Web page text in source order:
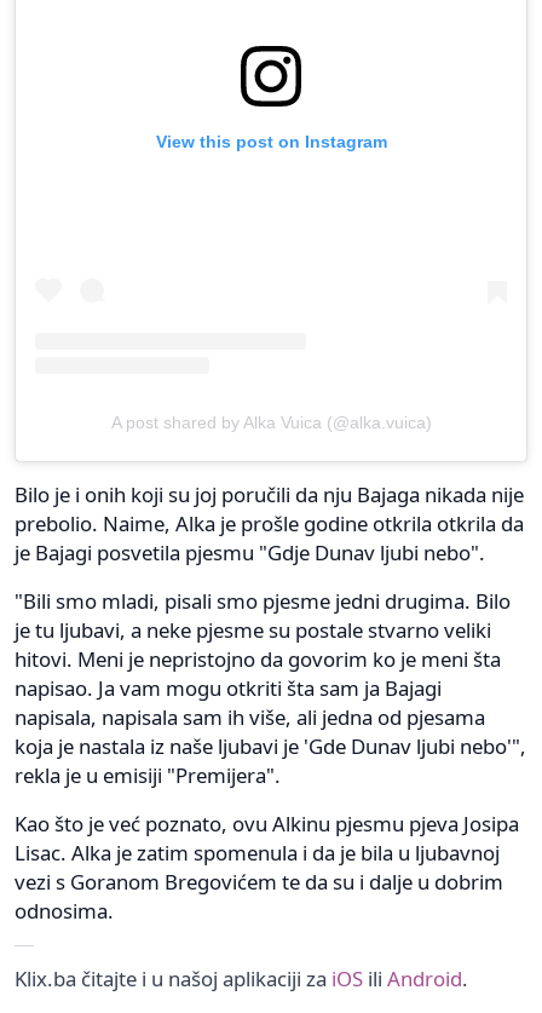
View this post on Instagram
A post shared by Alka Vuica (@alka.vuica)
Bilo je i onih koji su joj poručili da nju Bajaga nikada nije
prebolio. Naime, Alka je prošle godine otkrila otkrila da
je Bajagi posvetila pjesmu "Gdje Dunav ljubi nebo".
"Bili smo mladi, pisali smo pjesme jedni drugima. Bilo
je tu ljubavi, a neke pjesme su postale stvarno veliki
hitovi. Meni je nepristojno da govorim ko je meni šta
napisao. Ja vam mogu otkriti šta sam ja Bajagi
napisala, napisala sam ih više, ali jedna od pjesama
koja je nastala iz naše ljubavi je 'Gde Dunav ljubi nebo'",
rekla je u emisiji "Premijera".
Kao što je već poznato, ovu Alkinu pjesmu pjeva Josipa
Lisac. Alka je zatim spomenula i da je bila u ljubavnoj
vezi s Goranom Bregovićem te da su i dalje u dobrim
odnosima.
Klix.ba čitajte i u našoj aplikaciji za iOS ili Android.